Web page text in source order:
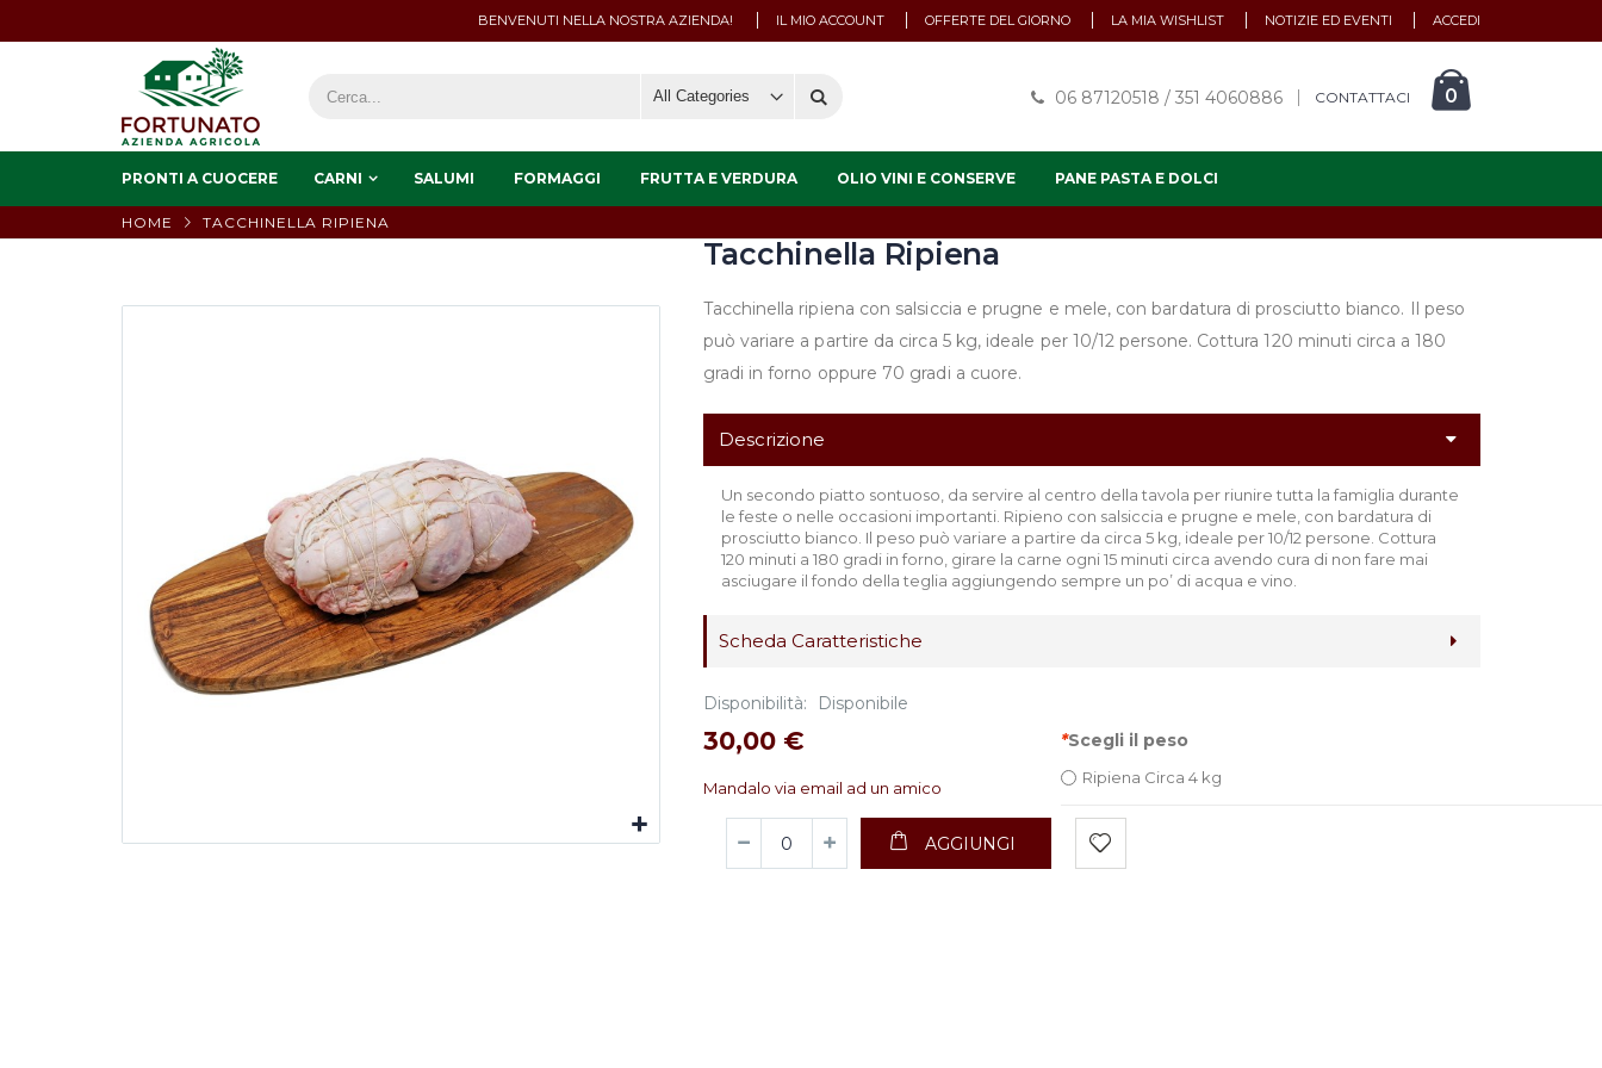
IL MIO ACCOUNT OFFERTE DEL GIORNO LA MIA WISHLIST NOTIZIE ED EVENTI ACCEDI
BENVENUTI NELLA NOSTRA AZIENDA!
06 87120518 / 351 4060886 CONTATTACI 0
PRONTI A CUOCERE CARNI SALUMI FORMAGGI FRUTTA E VERDURA OLIO VINI E CONSERVE PANE PASTA E DOLCI
HOME TACCHINELLA RIPIENA
Tacchinella Ripiena
Tacchinella ripiena con salsiccia e prugne e mele, con bardatura di prosciutto bianco. Il peso
può variare a partire da circa 5 kg, ideale per 10/12 persone. Cottura 120 minuti circa a 180
gradi in forno oppure 70 gradi a cuore.
Descrizione
Un secondo piatto sontuoso, da servire al centro della tavola per riunire tutta la famiglia durante
le feste o nelle occasioni importanti. Ripieno con salsiccia e prugne e mele, con bardatura di
prosciutto bianco. Il peso può variare a partire da circa 5 kg, ideale per 10/12 persone. Cottura
120 minuti a 180 gradi in forno, girare la carne ogni 15 minuti circa avendo cura di non fare mai
asciugare il fondo della teglia aggiungendo sempre un po’ di acqua e vino.
Scheda Caratteristiche
Disponibilità: Disponibile
30,00 €
Mandalo via email ad un amico
*Scegli il peso
Ripiena Circa 4 kg
AGGIUNGI